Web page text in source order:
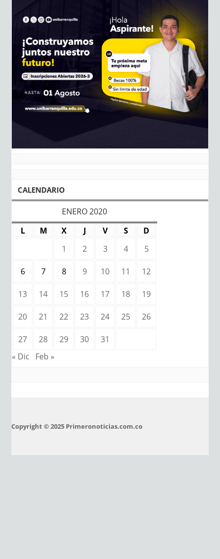
CALENDARIO
ENERO 2020
L
M X J V S
D
1
2 3 4 5
6 7 8 9 10 11 12
13 14 15 16 17 18 19
20 21 22 23 24 25 26
27 28 29 30
31
« Dic
Feb »
Copyright © 2025 Primeronoticias.com.co